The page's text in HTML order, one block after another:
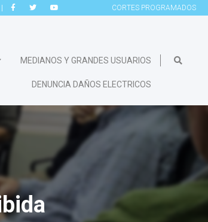
CORTES PROGRAMADOS
MEDIANOS Y GRANDES USUARIOS
DENUNCIA DAÑOS ELECTRICOS